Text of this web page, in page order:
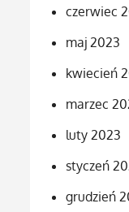
czerwiec
maj 2023
kwiecień
marzec
luty 2023
styczeń
grudzień